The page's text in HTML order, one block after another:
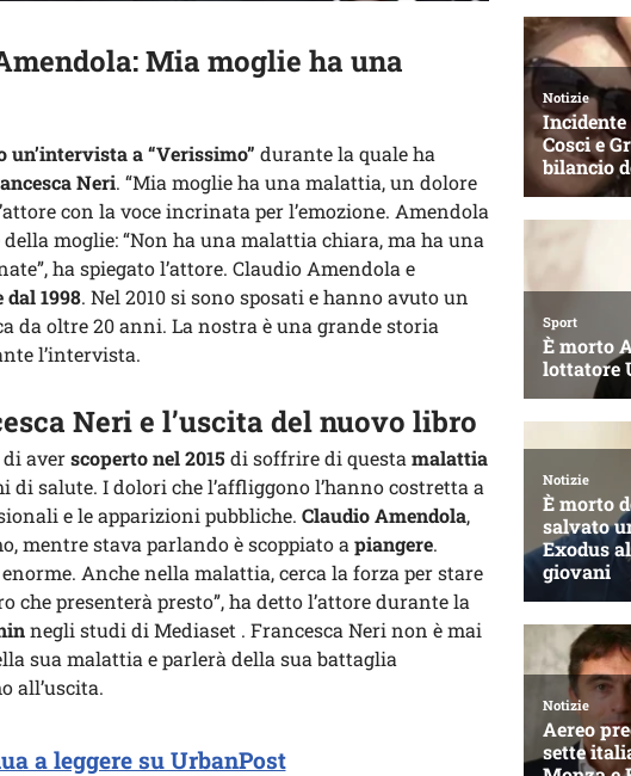
Mia moglie ha una
un’intervista a “Verissimo” durante la quale ha
Neri. “Mia moglie ha una malattia, un dolore
con la voce incrinata per l’emozione. Amendola
moglie: “Non ha una malattia chiara, ma ha una
ha spiegato l’attore. Claudio Amendola e
1998. Nel 2010 si sono sposati e hanno avuto un
da oltre 20 anni. La nostra è una grande storia
l’intervista.
Neri e l’uscita del nuovo libro
di averscoperto nel 2015 di soffrire di questa malattia
di salute. I dolori che l’affliggono l’hanno costretta a
e le apparizioni pubbliche. Claudio Amendola,
mentre stava parlando è scoppiato a piangere.
Anche nella malattia, cerca la forza per stare
che presenterà presto”, ha detto l’attore durante la
negli studi di Mediaset . Francesca Neri non è mai
sua malattia e parlerà della sua battaglia
all’uscita.
a leggere su UrbanPost